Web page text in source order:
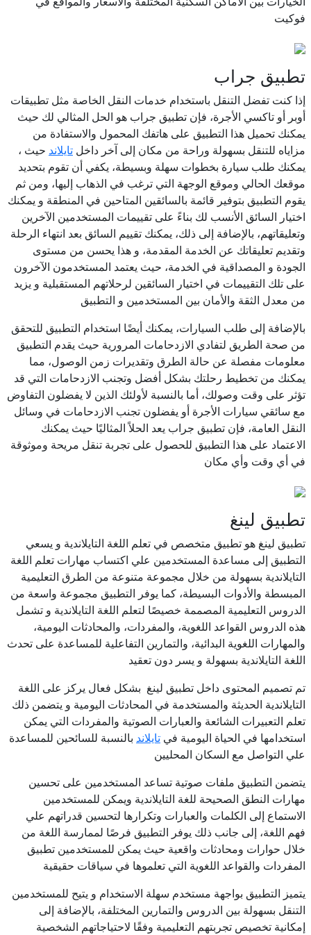
فوكيت
تطبيق جراب
إذا كنت تفضل التنقل باستخدام خدمات النقل الخاصة مثل تطبيقات
أوبر أو تاكسي الأجرة، فإن تطبيق جراب هو الحل المثالي لك حيث
يمكنك تحميل هذا التطبيق على هاتفك المحمول والاستفادة من
مزاياه للتنقل بسهولة وراحة من مكان إلى آخر داخل تايلاند حيث ،
يمكنك طلب سيارة بخطوات سهلة وبسيطة، يكفي أن تقوم بتحديد
موقعك الحالي وموقع الوجهة التي ترغب في الذهاب إليها، ومن ثم
يقوم التطبيق بتوفير قائمة بالسائقين المتاحين في المنطقة و يمكنك
اختيار السائق الأنسب لك بناءً على تقييمات المستخدمين الآخرين
وتعليقاتهم، بالإضافة إلى ذلك، يمكنك تقييم السائق بعد انتهاء الرحلة
وتقديم تعليقاتك عن الخدمة المقدمة، و هذا يحسن من مستوى
الجودة و المصداقية في الخدمة، حيث يعتمد المستخدمون الآخرون
على تلك التقييمات في اختيار السائقين لرحلاتهم المستقبلية و يزيد
من معدل الثقة والأمان بين المستخدمين و التطبيق
بالإضافة إلى طلب السيارات، يمكنك أيضًا استخدام التطبيق للتحقق
من صحة الطريق لتفادي الازدحامات المرورية حيث يقدم التطبيق
معلومات مفصلة عن حالة الطرق وتقديرات زمن الوصول، مما
يمكنك من تخطيط رحلتك بشكل أفضل وتجنب الازدحامات التي قد
تؤثر على وقت وصولك، أما بالنسبة لأولئك الذين لا يفضلون التفاوض
مع سائقي سيارات الأجرة أو يفضلون تجنب الازدحامات في وسائل
النقل العامة، فإن تطبيق جراب يعد الحلاً المثاليًا حيث يمكنك
الاعتماد على هذا التطبيق للحصول على تجربة تنقل مريحة وموثوقة
في أي وقت وأي مكان
تطبيق لينغ
تطبيق لينغ هو تطبيق متخصص في تعلم اللغة التايلاندية و يسعي
التطبيق إلى مساعدة المستخدمين علي اكتساب مهارات تعلم اللغة
التايلاندية بسهولة من خلال مجموعة متنوعة من الطرق التعليمية
المبسطة والأدوات البسيطة، كما يوفر التطبيق مجموعة واسعة من
الدروس التعليمية المصممة خصيصًا لتعلم اللغة التايلاندية و تشمل
هذه الدروس القواعد اللغوية، والمفردات، والمحادثات اليومية،
والمهارات اللغوية البدائية، والتمارين التفاعلية للمساعدة على تحدث
اللغة التايلاندية بسهولة و يسر دون تعقيد
تم تصميم المحتوى داخل تطبيق لينغ بشكل فعال يركز على اللغة
التايلاندية الحديثة والمستخدمة في المحادثات اليومية و يتضمن ذلك
تعلم التعبيرات الشائعة والعبارات الصوتية والمفردات التي يمكن
استخدامها في الحياة اليومية في تايلاند بالنسبة للسائحين للمساعدة
علي التواصل مع السكان المحليين
يتضمن التطبيق ملفات صوتية تساعد المستخدمين على تحسين
مهارات النطق الصحيحة للغة التايلاندية ويمكن للمستخدمين
الاستماع إلى الكلمات والعبارات وتكرارها لتحسين قدراتهم علي
فهم اللغة، إلى جانب ذلك يوفر التطبيق فرصًا لممارسة اللغة من
خلال حوارات ومحادثات واقعية حيث يمكن للمستخدمين تطبيق
المفردات والقواعد اللغوية التي تعلموها في سياقات حقيقية
يتميز التطبيق بواجهة مستخدم سهلة الاستخدام و يتيح للمستخدمين
التنقل بسهولة بين الدروس والتمارين المختلفة، بالإضافة إلى
إمكانية تخصيص تجربتهم التعليمية وفقًا لاحتياجاتهم الشخصية